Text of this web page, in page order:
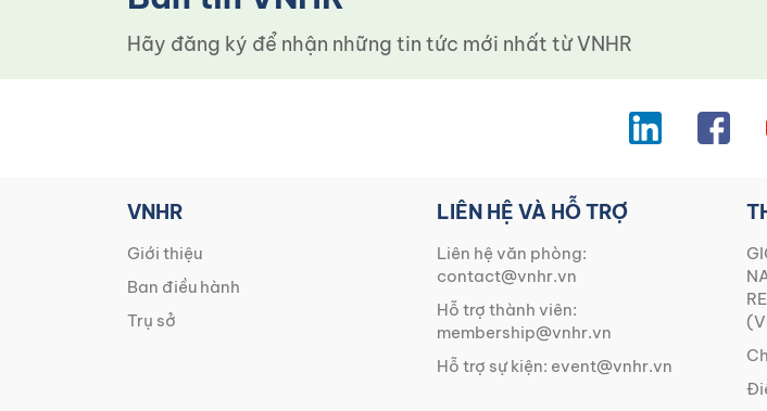
Hãy đăng ký để nhận những tin tức mới nhất từ ​​VNHR
VNHR
Giới thiệu
Ban điều hành
Trụ sở
LIÊN HỆ VÀ HỖ TRỢ
Liên hệ văn phòng:
contact@vnhr.vn
Hỗ trợ thành viên:
membership@vnhr.vn
Hỗ trợ sự kiện: event@vnhr.vn